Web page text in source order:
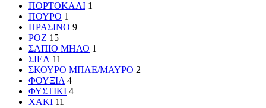
ΠΟΡΤΟΚΑΛΙ 1
ΠΟΥΡΟ 1
ΠΡΑΣΙΝΟ 9
ΡΟΖ 15
ΣΑΠΙΟ ΜΗΛΟ 1
ΣΙΕΛ 11
ΣΚΟΥΡΟ ΜΠΛΕ/ΜΑΥΡΟ 2
ΦΟΥΞΙΑ 4
ΦΥΣΤΙΚΙ 4
ΧΑΚΙ 11